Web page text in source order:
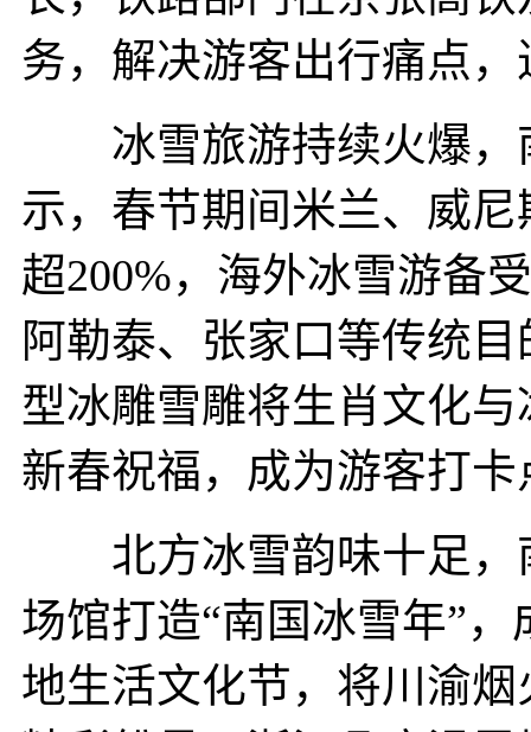
务，解决游客出行痛点
冰雪旅游持续火爆，
示，春节期间米兰、威
超200%，海外冰雪游备
阿勒泰、张家口等传统
型冰雕雪雕将生肖文化
新春祝福，成为游客打卡
北方冰雪韵味十足，
场馆打造“南国冰雪年”
地生活文化节，将川渝